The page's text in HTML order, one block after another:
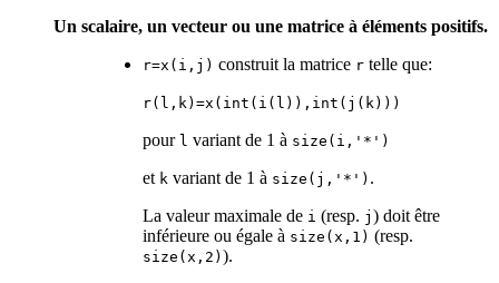
Un scalaire, un vecteur ou une matrice à éléments positifs.
r=x(i,j) construit la matrice r telle que:
r(l,k)=x(int(i(l)),int(j(k)))
pour l variant de 1 à size(i,'*')
et k variant de 1 à size(j,'*') .
La valeur maximale de i (resp. j ) doit être
inférieure ou égale à size(x,1) (resp.
size(x,2) ).